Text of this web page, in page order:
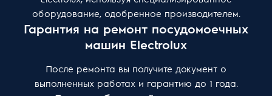
оборудование, одобренное производителем.
Гарантия на ремонт посудомоечных
машин Electrolux
После ремонта вы получите документ о
выполненных работах и гарантию до 1 года.